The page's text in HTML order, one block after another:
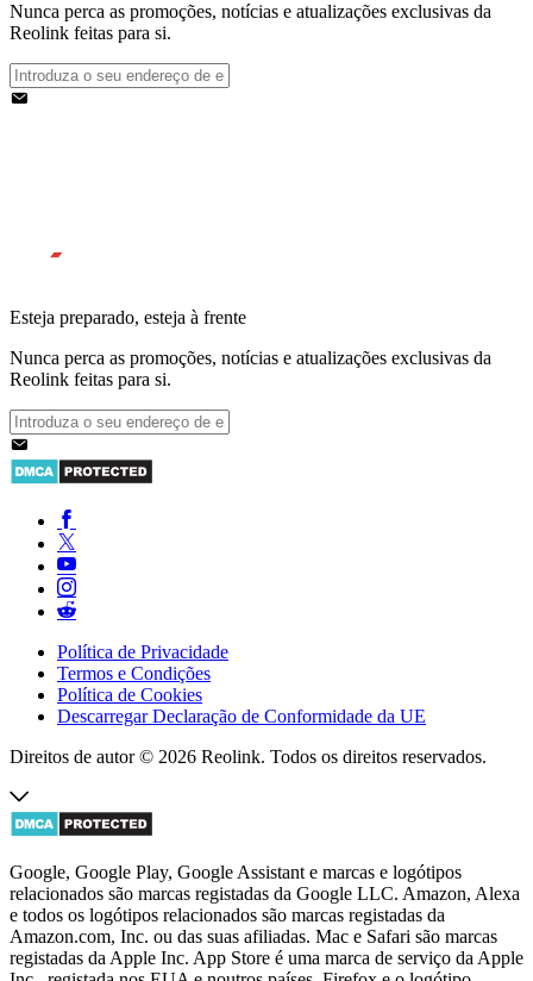
Nunca perca as promoções, notícias e atualizações exclusivas da
Reolink feitas para si.
Esteja preparado, esteja à frente
Nunca perca as promoções, notícias e atualizações exclusivas da
Reolink feitas para si.
Política de Privacidade
Termos e Condições
Política de Cookies
Descarregar Declaração de Conformidade da UE
Direitos de autor © 2026 Reolink. Todos os direitos reservados.
Google, Google Play, Google Assistant e marcas e logótipos
relacionados são marcas registadas da Google LLC. Amazon, Alexa
e todos os logótipos relacionados são marcas registadas da
Amazon.com, Inc. ou das suas afiliadas. Mac e Safari são marcas
registadas da Apple Inc. App Store é uma marca de serviço da Apple